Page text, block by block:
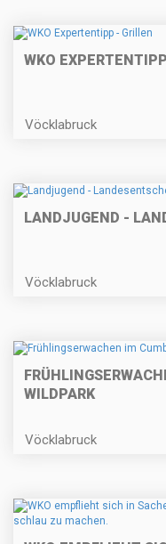
WKO
Vöcklabruck
LANDJUGEND -
Vöcklabruck
WILDPARK
Vöcklabruck